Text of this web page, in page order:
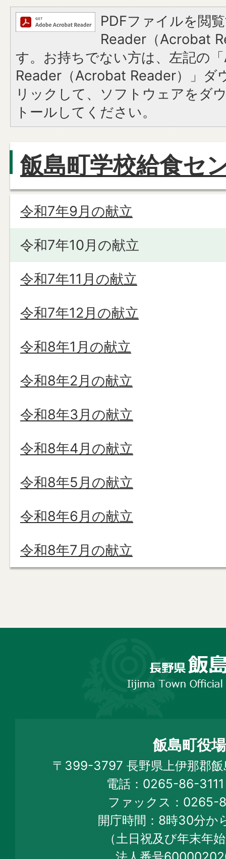
PDFファイルを閲
Reader（Acrobat
す。お持ちでない方は、左記の
Reader（Acrobat Reader）」ダ
リックして、ソフトウェアをダ
トールしてください。
飯島町学校給食セ
令和7年9月の献立
令和7年10月の献立
令和7年11月の献立
令和7年12月の献立
令和8年1月の献立
令和8年2月の献立
令和8年3月の献立
令和8年4月の献立
令和8年5月の献立
令和8年6月の献立
令和8年7月の献立
Town
Official
Web
Site
飯島町役場
〒399-3797 長野県上伊那郡
電話：0265-86-
ファックス：0265-
開庁時間：8時30分か
（土日祝及び年末年